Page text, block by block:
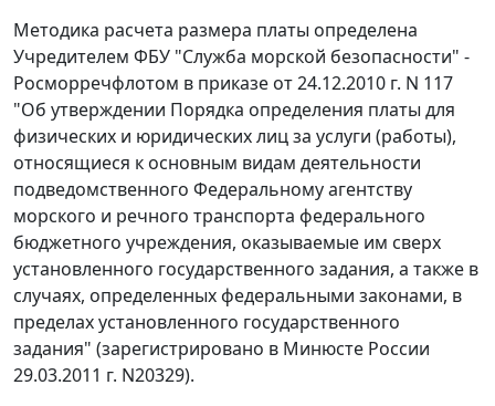
Методика расчета размера платы определена
Учредителем ФБУ "Служба морской безопасности" -
Росморречфлотом в приказе от 24.12.2010 г. N 117
"Об утверждении Порядка определения платы для
физических и юридических лиц за услуги (работы),
относящиеся к основным видам деятельности
подведомственного Федеральному агентству
морского и речного транспорта федерального
бюджетного учреждения, оказываемые им сверх
установленного государственного задания, а также в
случаях, определенных федеральными законами, в
пределах установленного государственного
задания" (зарегистрировано в Минюсте России
29.03.2011 г. N20329).